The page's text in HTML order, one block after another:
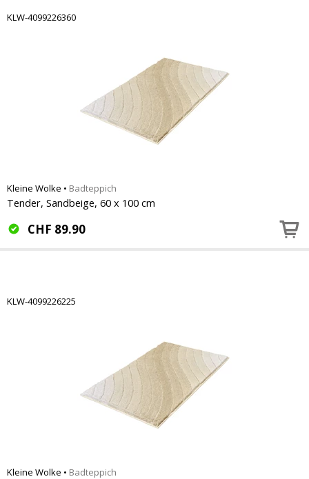
KLW-4099226360
Kleine Wolke • Badteppich
Tender, Sandbeige, 60 x 100 cm
CHF 89.90
KLW-4099226225
Kleine Wolke • Badteppich